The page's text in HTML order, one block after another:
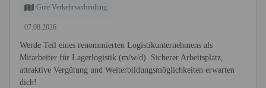
Gute Verkehrsanbindung
07.08.2026
Werde Teil eines renommierten Logistikunternehmens als
Mitarbeiter für Lagerlogistik (m/w/d). Sicherer Arbeitsplatz,
attraktive Vergütung und Weiterbildungsmöglichkeiten erwarten
dich!